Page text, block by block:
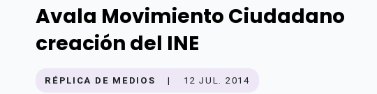
Avala Movimiento Ciudadano
creación del INE
RÉPLICA DE MEDIOS | 12 JUL. 2014